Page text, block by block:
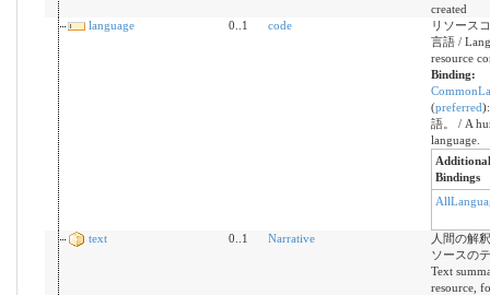
created
language
0..1 code
リソース
言語 /
resource
Binding:
(preferred)
語。 / A
language.
Additional
Bindings
text 0..1 Narrative
人間の解
ソースの
Text
resource,